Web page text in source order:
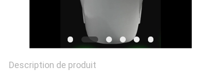
Description de produit